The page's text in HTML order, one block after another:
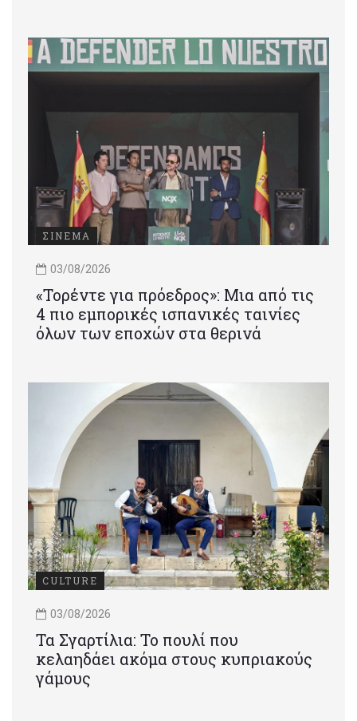
ΣΙΝΕΜΑ
03/08/2026
«Τορέντε για πρόεδρος»: Mια από τις
4 πιο εμπορικές ισπανικές ταινίες
όλων των εποχών στα θερινά
CULTURE
03/08/2026
Τα Σγαρτίλια: Το πουλί που
κελαηδάει ακόμα στους κυπριακούς
γάμους